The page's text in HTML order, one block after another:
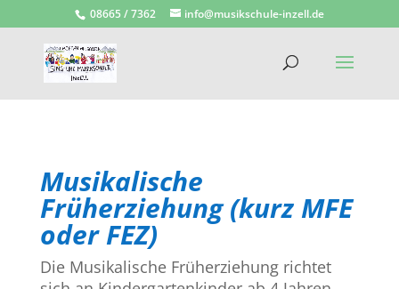
08665 / 7362 info@musikschule-inzell.de
Musikalische
Früherziehung (kurz MFE
oder FEZ)
Die Musikalische Früherziehung richtet